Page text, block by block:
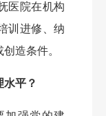
医院在机构
训进修、纳
造条件。
水平？